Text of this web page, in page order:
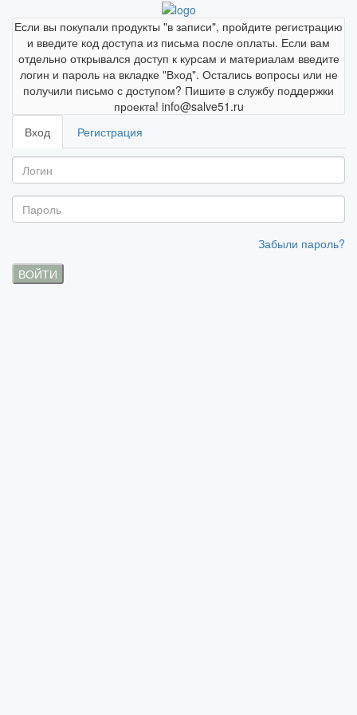
Если вы покупали продукты "в записи", пройдите регистрацию
и введите код доступа из письма после оплаты. Если вам
отдельно открывался доступ к курсам и материалам введите
логин и пароль на вкладке "Вход". Остались вопросы или не
получили письмо с доступом? Пишите в службу поддержки
проекта! info@salve51.ru
Вход
Регистрация
Забыли пароль?
ВОЙТИ